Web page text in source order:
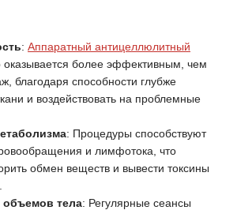
: Аппаратный антицеллюлитный
оказывается более эффективным, чем
благодаря способности глубже
и воздействовать на проблемные
: Процедуры способствуют
и лимфотока, что
обмен веществ и вывести токсины
тела: Регулярные сеансы